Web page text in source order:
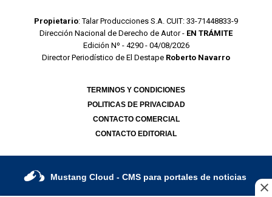
Propietario: Talar Producciones S.A. CUIT: 33-71448833-9
Dirección Nacional de Derecho de Autor - EN TRÁMITE
Edición Nº - 4290 - 04/08/2026
Director Periodístico de El Destape Roberto Navarro
TERMINOS Y CONDICIONES
POLITICAS DE PRIVACIDAD
CONTACTO COMERCIAL
CONTACTO EDITORIAL
Mustang Cloud - CMS para portales de noticias